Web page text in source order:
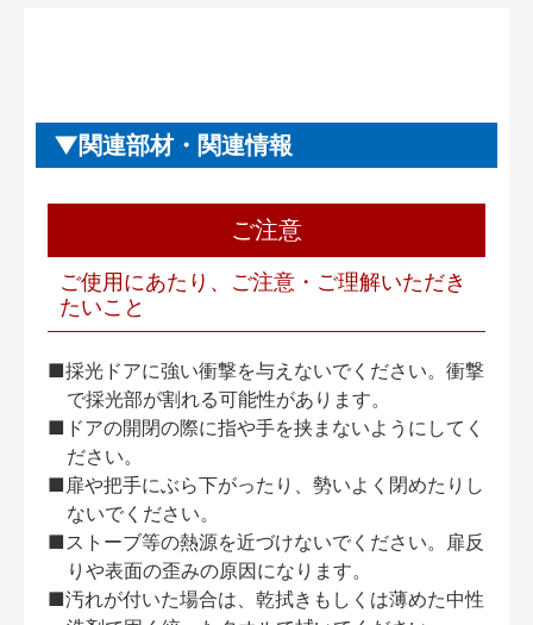
関連部材・関連情報
ご注意
ご使用にあたり、ご注意・ご理解いただき
たいこと
■採光ドアに強い衝撃を与えないでください。衝撃
で採光部が割れる可能性があります。
■ドアの開閉の際に指や手を挟まないようにしてく
ださい。
■扉や把手にぶら下がったり、勢いよく閉めたりし
ないでください。
■ストーブ等の熱源を近づけないでください。扉反
りや表面の歪みの原因になります。
■汚れが付いた場合は、乾拭きもしくは薄めた中性